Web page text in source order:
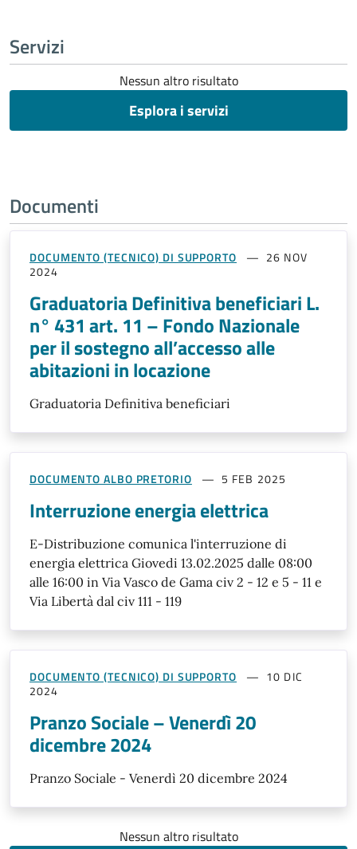
Servizi
Nessun altro risultato
Esplora i servizi
Documenti
DOCUMENTO (TECNICO) DI SUPPORTO
26 NOV
2024
Graduatoria Definitiva beneficiari L.
n° 431 art. 11 – Fondo Nazionale
per il sostegno all’accesso alle
abitazioni in locazione
Graduatoria Definitiva beneficiari
DOCUMENTO ALBO PRETORIO 5 FEB 2025
Interruzione energia elettrica
E-Distribuzione comunica l'interruzione di
energia elettrica Giovedi 13.02.2025 dalle 08:00
alle 16:00 in Via Vasco de Gama civ 2 - 12 e 5 - 11 e
Via Libertà dal civ 111 - 119
DOCUMENTO (TECNICO) DI SUPPORTO
10 DIC
2024
Pranzo Sociale – Venerdì 20
dicembre 2024
Pranzo Sociale - Venerdì 20 dicembre 2024
Nessun altro risultato